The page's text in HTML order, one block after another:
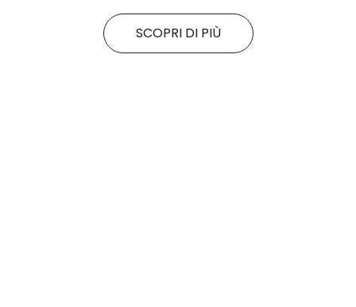
SCOPRI DI PIÙ